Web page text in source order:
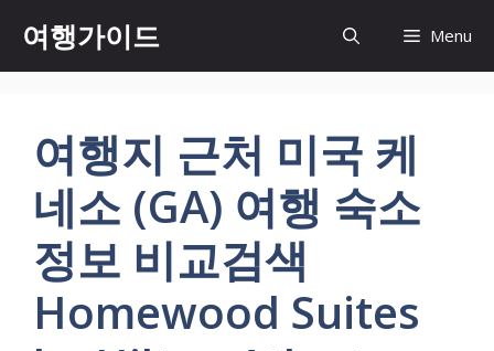
츠
여행가이드 Menu
여행지 근처 미국 케
네소 (GA) 여행 숙소
정보 비교검색
Homewood Suites